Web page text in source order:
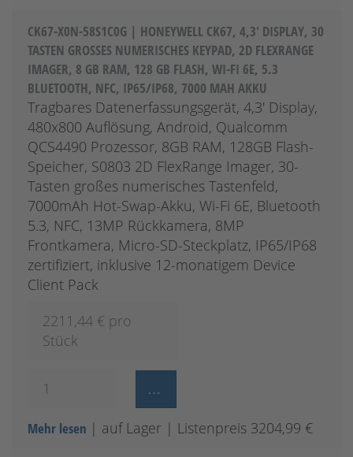
CK67-X0N-58S1C0G | HONEYWELL CK67, 4,3' DISPLAY, 30
TASTEN GROSSES NUMERISCHES KEYPAD, 2D FLEXRANGE I
MAGER, 8 GB RAM, 128 GB FLASH, WI-FI 6E, 5.3 B
LUETOOTH, NFC, IP65/IP68, 7000 MAH AKKU
Tragbares Datenerfassungsgerät, 4,3' Display,
480x800 Auflösung, Android, Qualcomm
QCS4490 Prozessor, 8GB RAM, 128GB Flash-
Speicher, S0803 2D FlexRange Imager, 30-
Tasten großes numerisches Tastenfeld,
7000mAh Hot-Swap-Akku, Wi-Fi 6E, Bluetooth
5.3, NFC, 13MP Rückkamera, 8MP
Frontkamera, Micro-SD-Steckplatz, IP65/IP68
zertifiziert, inklusive 12-monatigem Device
Client Pack
2211,44 € pro
Stück
Mehr lesen | auf Lager | Listenpreis 3204,99 €